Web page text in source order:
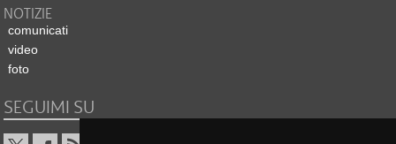
NOTIZIE
comunicati
video
foto
SEGUIMI SU